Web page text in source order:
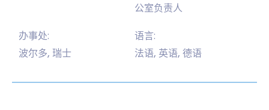
公室负责人
办事处:
波尔多, 瑞士
语言:
法语, 英语, 德语